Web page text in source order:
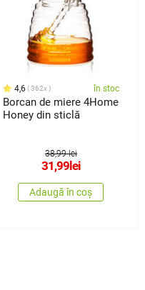
4,6 362x în stoc
Borcan de miere 4Home
Honey din sticlă
38,99 lei
31,99 lei
Adaugă în coș